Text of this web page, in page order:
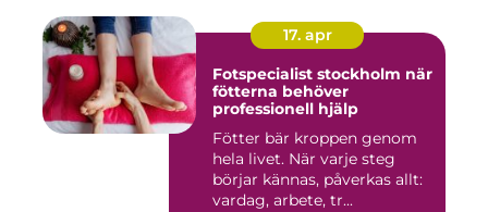
17. apr
Fotspecialist stockholm när
fötterna behöver
professionell hjälp
Fötter bär kroppen genom
hela livet. När varje steg
börjar kännas, påverkas allt:
vardag, arbete, tr...